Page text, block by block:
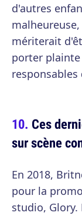
d'autres
mériterait
porter
Ces
sur scène
En 2018,
pour la
studio, Glory.